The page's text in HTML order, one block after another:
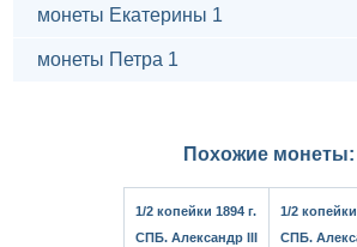
монеты Екатерины 1
монеты Петра 1
Похожие монеты:
1/2 копейки 1894 г.
СПБ. Александр III
1/2 копейки
СПБ.